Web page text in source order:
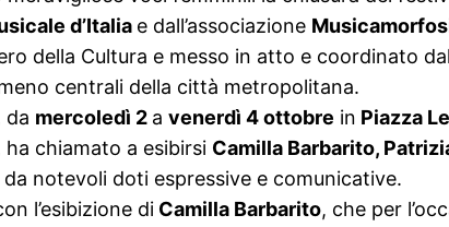
d’Italia e dall’associazione
della Cultura e messo in atto e coordinato
centrali della città metropolitana.
da mercoledì 2 a venerdì 4 ottobre in Piazza
chiamato a esibirsi Camilla Barbarito,
notevoli doti espressive e comunicative.
l’esibizione di Camilla Barbarito, che per